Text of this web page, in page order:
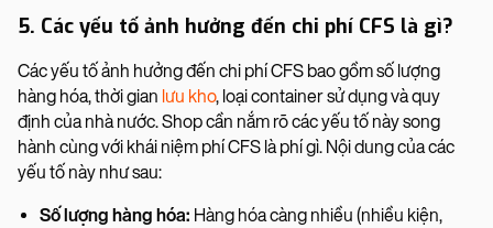
5. Các yếu tố ảnh hưởng đến chi phí CFS là gì?
Các yếu tố ảnh hưởng đến chi phí CFS bao gồm số lượng
hàng hóa, thời gian lưu kho, loại container sử dụng và quy
định của nhà nước. Shop cần nắm rõ các yếu tố này song
hành cùng với khái niệm phí CFS là phí gì. Nội dung của các
yếu tố này như sau:
Số lượng hàng hóa: Hàng hóa càng nhiều (nhiều kiện,